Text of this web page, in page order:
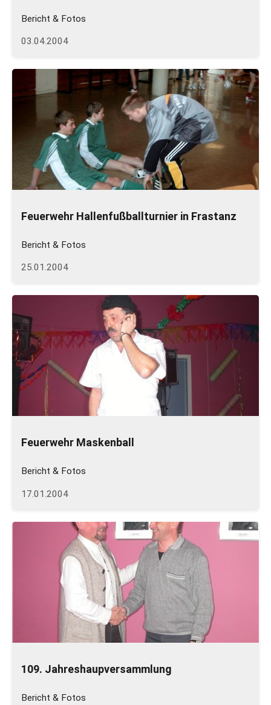
Bericht & Fotos
03.04.2004
Feuerwehr Hallenfußballturnier in Frastanz
Bericht & Fotos
25.01.2004
Feuerwehr Maskenball
Bericht & Fotos
17.01.2004
109. Jahreshaupversammlung
Bericht & Fotos